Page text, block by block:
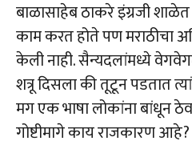
बाळासाहेब ठाकरे इंग्रजी शाळेत
काम करत होते पण मराठीचा
केली नाही. सैन्यदलांमध्ये
शत्रू दिसला की तूटून पडतात
मग एक भाषा लोकांना बांधून
गोष्टीमागे काय राजकारण